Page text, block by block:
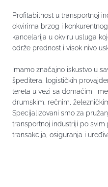
Profitabilnost u transportnoj
okvirima brzog i
kancelarija u okviru usluga
održe prednost i visok nivo
Imamo značajno iskustvo u
špeditera, logističkih
tereta u vezi sa domaćim i
drumskim, rečnim,
Specijalizovani smo za
transportnoj industriji po svim
transakcija, osiguranja i